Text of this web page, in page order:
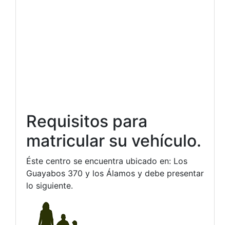
Requisitos para
matricular su vehículo.
Éste centro se encuentra ubicado en: Los
Guayabos 370 y los Álamos y debe presentar
lo siguiente.